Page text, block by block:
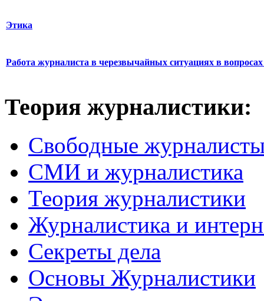
Этика
Работа журналиста в черезвычайных ситуациях в вопросах
Теория журналистики:
Свободные
СМИ и журналистика
Теория журналистики
Журналистика и
Секреты дела
Основы Журналистики